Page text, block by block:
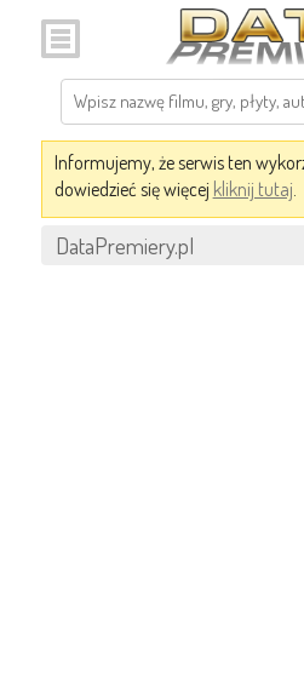
Informujemy, że serwis ten
dowiedzieć się więcej kliknij tutaj.
DataPremiery.pl